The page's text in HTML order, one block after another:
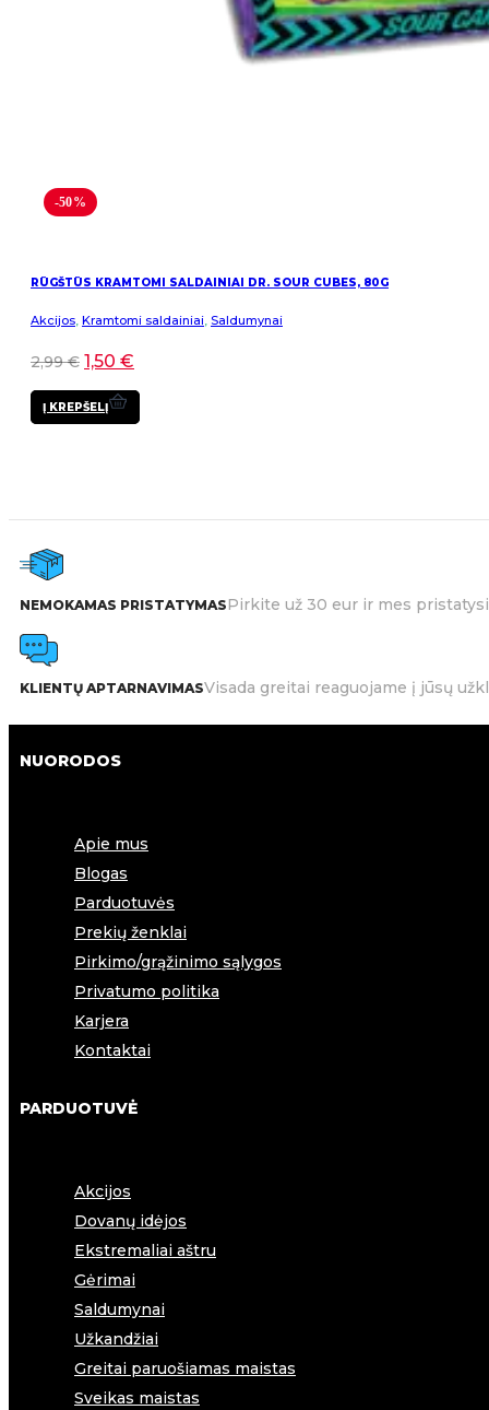
-50%
RŪGŠTŪS KRAMTOMI SALDAINIAI DR. SOUR CUBES, 80G
Akcijos Kramtomi saldainiai Saldumynai
2,99€ 1,50 €
Į KREPŠELĮ
NEMOKAMAS PRISTATYMASPirkite už 30 eur ir mes
KLIENTŲ APTARNAVIMASVisada greitai reaguojame į jūsų
NUORODOS
Apie mus
Blogas
Parduotuvės
Prekių ženklai
Pirkimo/grąžinimo sąlygos
Privatumo politika
Karjera
Kontaktai
PARDUOTUVĖ
Akcijos
Dovanų idėjos
Ekstremaliai aštru
Gėrimai
Saldumynai
Užkandžiai
Greitai paruošiamas maistas
Sveikas maistas